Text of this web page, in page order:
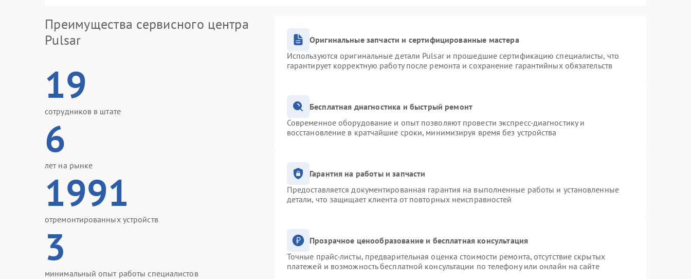
Преимущества сервисного центра
Pulsar
19
сотрудников в штате
6
лет на рынке
1991
отремонтированных устройств
3
минимальный опыт работы специалистов
Оригинальные запчасти и сертифицированные мастера
Используются оригинальные детали Pulsar и прошедшие сертификацию специалисты, что
гарантирует корректную работу после ремонта и сохранение гарантийных обязательств
Бесплатная диагностика и быстрый ремонт
Современное оборудование и опыт позволяют провести экспресс-диагностику и
восстановление в кратчайшие сроки, минимизируя время без устройства
Гарантия на работы и запчасти
Предоставляется документированная гарантия на выполненные работы и установленные
детали, что защищает клиента от повторных неисправностей
Прозрачное ценообразование и бесплатная консультация
Точные прайс-листы, предварительная оценка стоимости ремонта, отсутствие скрытых
платежей и возможность бесплатной консультации по телефону или онлайн на сайте